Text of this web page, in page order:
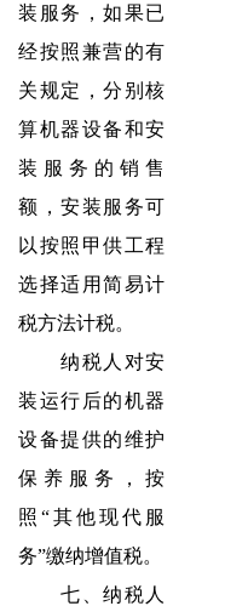
装服务，如果已
经按照兼营的有
关规定，分别核
算机器设备和安
装服务的销售
额，安装服务可
以按照甲供工程
选择适用简易计
税方法计税。
纳税人对安
装运行后的机器
设备提供的维护
保养服务，按
照“其他现代服
务”缴纳增值税。
七、纳税人